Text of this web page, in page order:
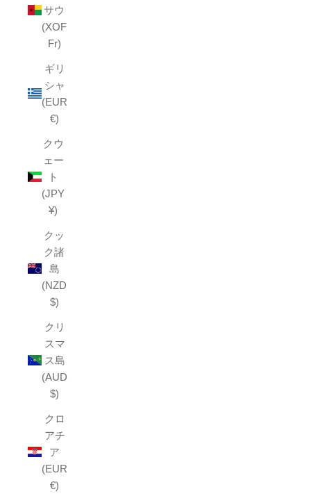
サウ
(XOF
Fr)
ギリ
シャ
(EUR
€)
クウ
ェー
ト
(JPY
¥)
クッ
ク諸
島
(NZD
$)
クリ
スマ
ス島
(AUD
$)
クロ
アチ
ア
(EUR
€)